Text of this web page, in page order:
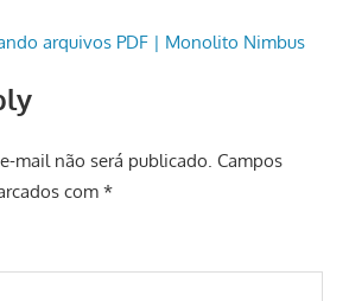
arquivos PDF | Monolito Nimbus
mail não será publicado. Campos
com *